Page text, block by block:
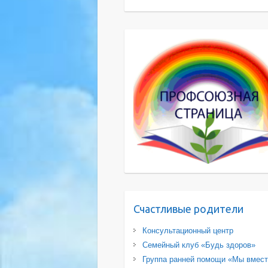
Счастливые родители
Консультационный центр
Семейный клуб «Будь здоров»
Группа ранней помощи «Мы